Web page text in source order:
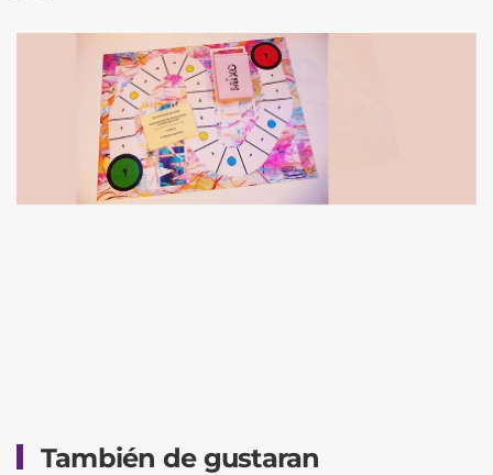
También de gustaran